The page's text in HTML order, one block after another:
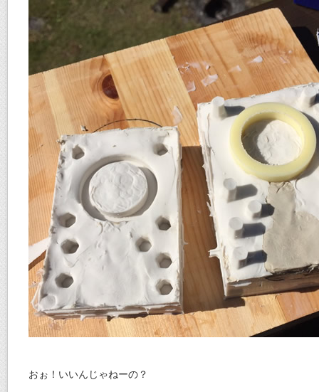
おぉ！いいんじゃねーの？